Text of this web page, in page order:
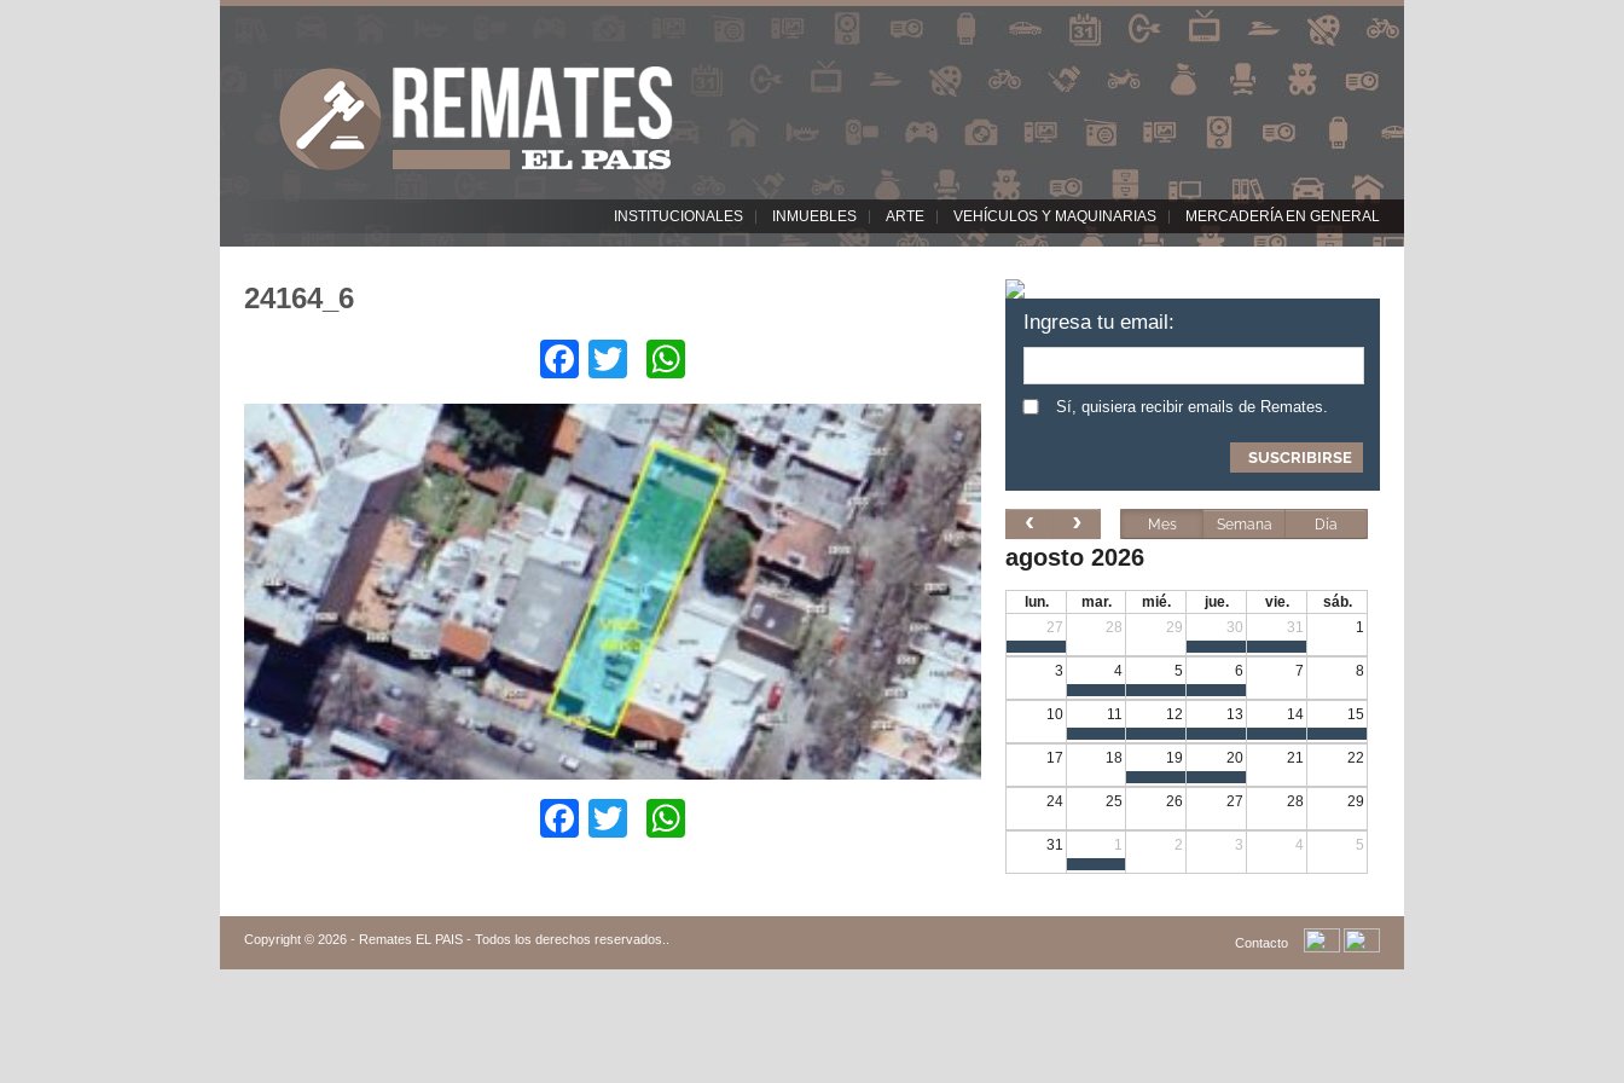
INSTITUCIONALES INMUEBLES ARTE VEHÍCULOS Y MAQUINARIAS MERCADERÍA EN GENERAL
24164_6
Facebook
Twitter
Facebook
Twitter
Ingresa tu email:
Sí, quisiera recibir emails de Remates.
Mes Semana Día
agosto 2026
lun. mar. mié. jue. vie.
sáb.
27
28 29 30 31 1
3 4 5 6 7 8
10 11 12 13 14 15
17 18 19 20 21 22
24 25 26 27 28 29
31 1 2 3 4 5
Contacto
Copyright © 2026 - Remates EL PAIS - Todos los derechos reservados.